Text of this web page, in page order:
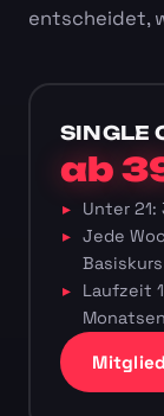
entscheidet,
SINGLE
ab
Unter 21:
Jede
Laufzeit